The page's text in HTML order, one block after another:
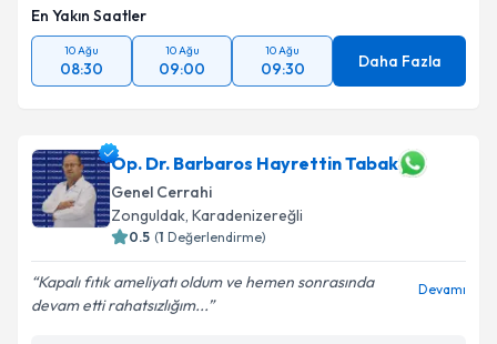
En Yakın Saatler
10 Ağu
08:30
10 Ağu
09:00
10 Ağu
09:30 Daha Fazla
Op. Dr. Barbaros Hayrettin Tabak
Genel Cerrahi
Zonguldak, Karadenizereğli
0.5 (1 Değerlendirme)
Kapalı fıtık ameliyatı oldum ve hemen sonrasında
devam etti rahatsızlığım...
Devamı